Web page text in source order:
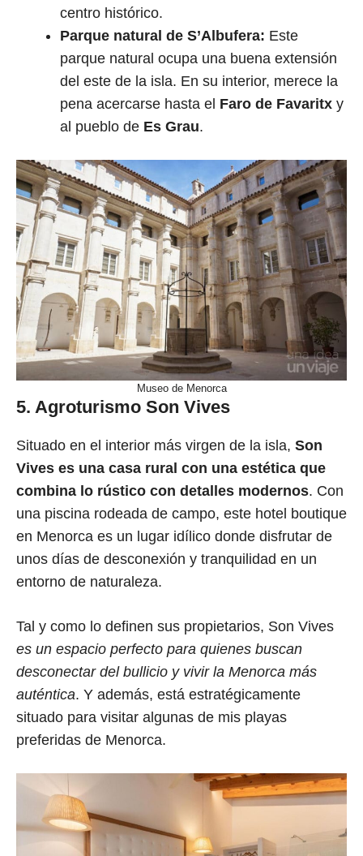
centro histórico.
Parque natural de S’Albufera: Este
parque natural ocupa una buena extensión
del este de la isla. En su interior, merece la
pena acercarse hasta el Faro de Favaritx y
al pueblo de Es Grau.
Museo de Menorca
5. Agroturismo Son Vives
Situado en el interior más virgen de la isla, Son
Vives es una casa rural con una estética que
combina lo rústico con detalles modernos. Con
una piscina rodeada de campo, este hotel boutique
en Menorca es un lugar idílico donde disfrutar de
unos días de desconexión y tranquilidad en un
entorno de naturaleza.
Tal y como lo definen sus propietarios, Son Vives
es un espacio perfecto para quienes buscan
desconectar del bullicio y vivir la Menorca más
auténtica. Y además, está estratégicamente
situado para visitar algunas de mis playas
preferidas de Menorca.